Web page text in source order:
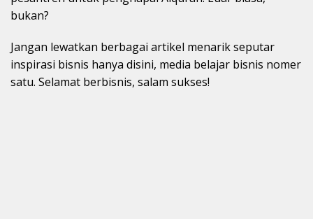
bukan?
Jangan lewatkan berbagai artikel menarik seputar
inspirasi bisnis hanya disini, media belajar bisnis nomer
satu. Selamat berbisnis, salam sukses!